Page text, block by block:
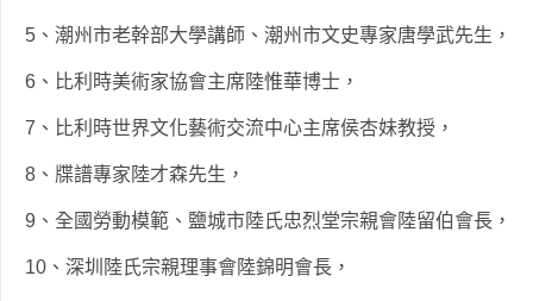
5、潮州市老幹部大學講師、潮州市文史專家唐學武先生，
6、比利時美術家協會主席陸惟華博士，
7、比利時世界文化藝術交流中心主席侯杏妹教授，
8、牒譜專家陸才森先生，
9、全國勞動模範、鹽城市陸氏忠烈堂宗親會陸留伯會長，
10、深圳陸氏宗親理事會陸錦明會長，